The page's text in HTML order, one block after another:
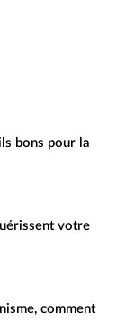
bons pour la
votre
comment